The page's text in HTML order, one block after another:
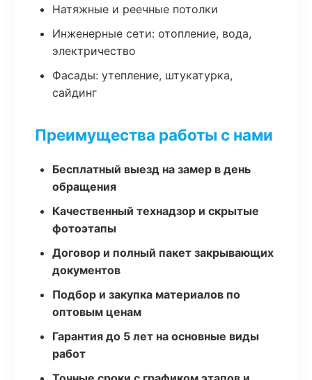
Натяжные и реечные потолки
Инженерные сети: отопление, вода,
электричество
Фасады: утепление, штукатурка,
сайдинг
Преимущества работы с нами
Бесплатный выезд на замер в день
обращения
Качественный технадзор и скрытые
фотоэтапы
Договор и полный пакет закрывающих
документов
Подбор и закупка материалов по
оптовым ценам
Гарантия до 5 лет на основные виды
работ